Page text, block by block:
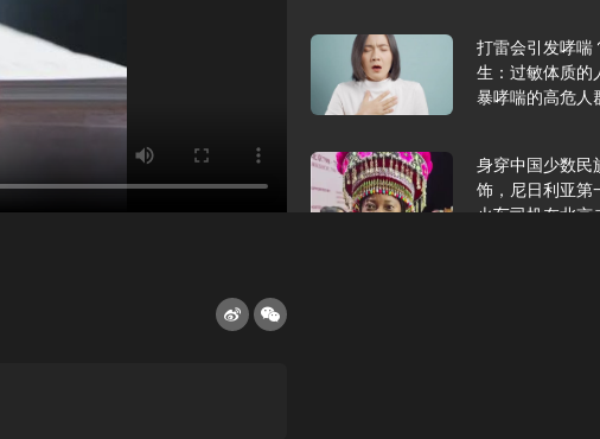
打雷会引发哮喘
生：过敏体质的
暴哮喘的高危人
身穿中国少数民
饰，尼日利亚第
火车司机在北京